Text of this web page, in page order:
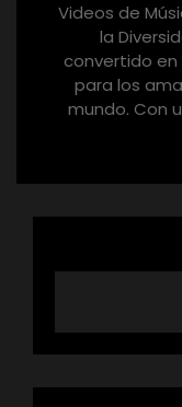
Videos de
la
convertido
para los
mundo. Con